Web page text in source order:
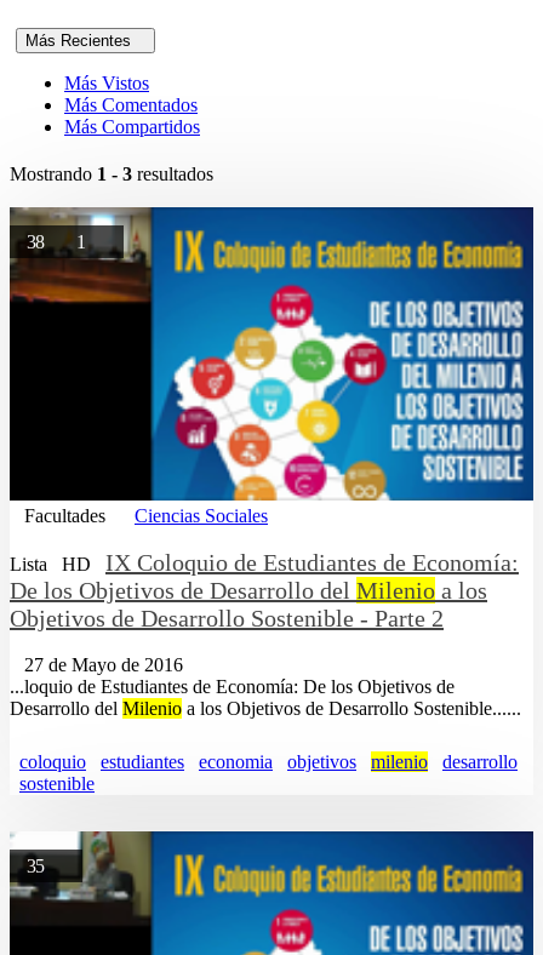
Más Recientes
Más Vistos
Más Comentados
Más Compartidos
Mostrando 1 - 3 resultados
38 1
Facultades Ciencias Sociales
Lista HD
IX Coloquio de Estudiantes de Economía:
De los Objetivos de Desarrollo del Milenio a los
Objetivos de Desarrollo Sostenible - Parte 2
27 de Mayo de 2016
...loquio de Estudiantes de Economía: De los Objetivos de
Desarrollo del Milenio a los Objetivos de Desarrollo Sostenible......
coloquio estudiantes economia objetivos milenio
desarrollo
sostenible
35